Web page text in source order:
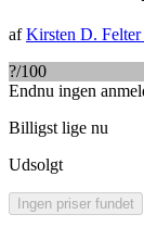
afKirsten D. Felter
?/100
Endnu ingen
Billigst lige nu
Udsolgt
Ingen priser fundet